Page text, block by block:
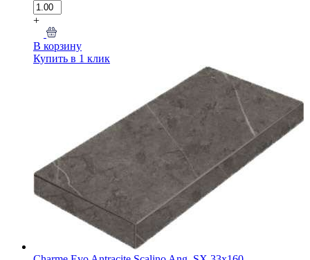
+
В корзину
Купить в 1 клик